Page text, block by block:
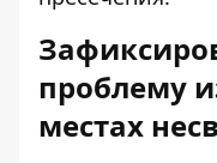
проблему
местах